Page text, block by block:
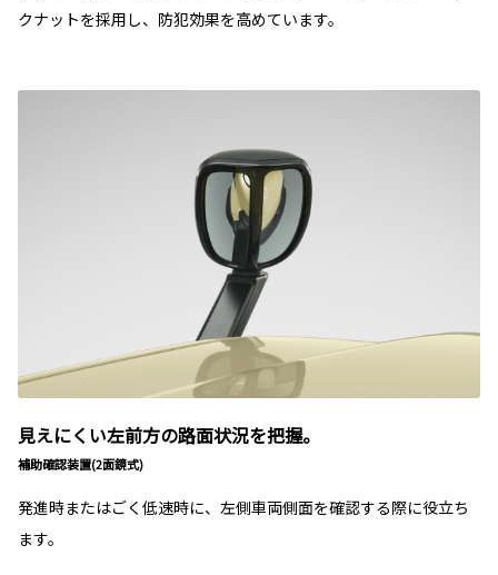
クナットを採用し、防犯効果を高めています。
見えにくい左前方の路面状況を把握。
補助確認装置(2面鏡式)
発進時またはごく低速時に、左側車両側面を確認する際に役立ち
ます。